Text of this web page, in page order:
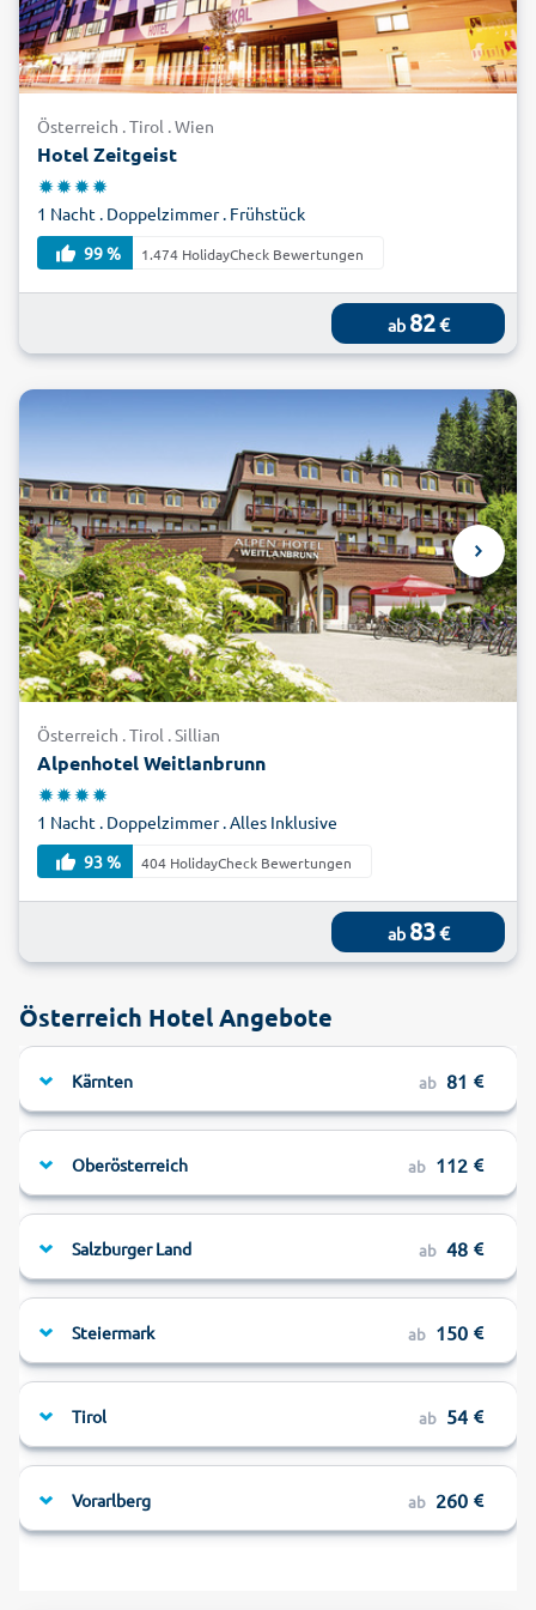
Österreich . Tirol . Wien
Hotel Zeitgeist
1 Nacht . Doppelzimmer . Frühstück
99 %
1.474 HolidayCheck Bewertungen
ab 82€
Österreich . Tirol . Sillian
Alpenhotel Weitlanbrunn
1 Nacht . Doppelzimmer . Alles Inklusive
93 %
404 HolidayCheck Bewertungen
ab 83€
Österreich Hotel Angebote
Kärnten ab 81
Oberösterreich ab 112
Salzburger Land ab 48
Steiermark ab 150
Tirol ab 54
Vorarlberg ab 260